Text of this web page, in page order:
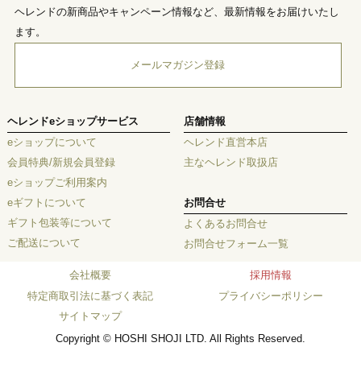
ヘレンドの新商品やキャンペーン情報など、最新情報をお届けいたし
ます。
メールマガジン登録
ヘレンドeショップサービス
eショップについて
会員特典/新規会員登録
eショップご利用案内
eギフトについて
ギフト包装等について
ご配送について
店舗情報
ヘレンド直営本店
主なヘレンド取扱店
お問合せ
よくあるお問合せ
お問合せフォーム一覧
会社概要
採用情報
特定商取引法に基づく表記
プライバシーポリシー
サイトマップ
Copyright © HOSHI SHOJI LTD. All Rights Reserved.